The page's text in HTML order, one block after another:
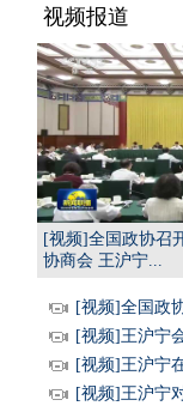
视频报道
[视频]全国政协召
协商会 王沪宁...
[视频]全国政
[视频]王沪宁
[视频]王沪宁
[视频]王沪宁